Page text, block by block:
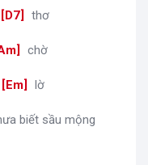
[D7 thơ
chờ
[Em lờ
biết sầu mộng